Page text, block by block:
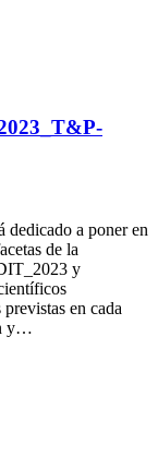
dedicado a poner en
de la
y
en cada
y…